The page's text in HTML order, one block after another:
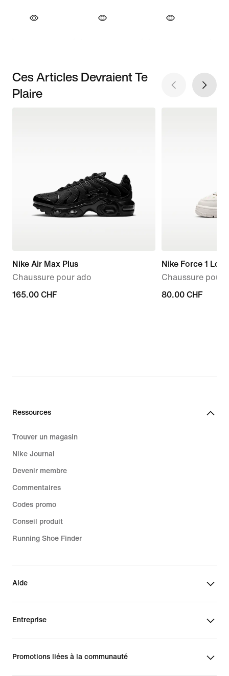
Ces Articles Devraient Te
Plaire
Nike Air Max Plus
Chaussure pour ado
165.00 CHF
165.00 CHF
Nike Force 1 Low
Chaussure pour
80.00 CHF
80.00 CHF
Ressources
Trouver un magasin
Nike Journal
Devenir membre
Commentaires
Codes promo
Conseil produit
Running Shoe Finder
Aide
Entreprise
Promotions liées à la communauté